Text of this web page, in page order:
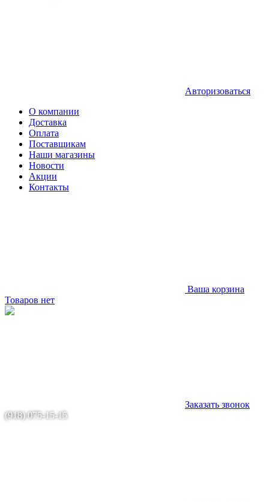
Авторизоваться
О компании
Доставка
Оплата
Поставщикам
Наши магазины
Новости
Акции
Контакты
Ваша корзина
Товаров нет
Заказать звонок
(918) 075-15-15